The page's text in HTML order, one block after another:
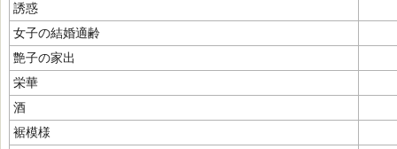
誘惑
女子の結婚適齢
艶子の家出
栄華
酒
裾模様